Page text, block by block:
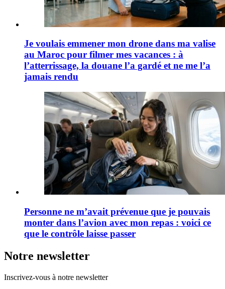
Je voulais emmener mon drone dans ma valise
au Maroc pour filmer mes vacances : à
l’atterrissage, la douane l’a gardé et ne me l’a
jamais rendu
Personne ne m’avait prévenue que je pouvais
monter dans l’avion avec mon repas : voici ce
que le contrôle laisse passer
Notre newsletter
Inscrivez-vous à notre newsletter